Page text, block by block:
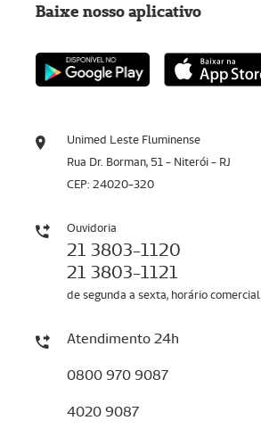
Unimed Leste Fluminense
Rua Dr. Borman, 51 - Niterói - RJ
CEP: 24020-320
Ouvidoria
21 3803-1120
21 3803-1121
de segunda a sexta, horário comercial
Atendimento 24h
0800 970 9087
4020 9087
Baixe nosso aplicativo